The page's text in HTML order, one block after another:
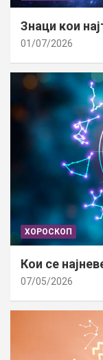
Знаци кои
01/07/2026
ХОРОСКОП
Кои се
07/05/2026